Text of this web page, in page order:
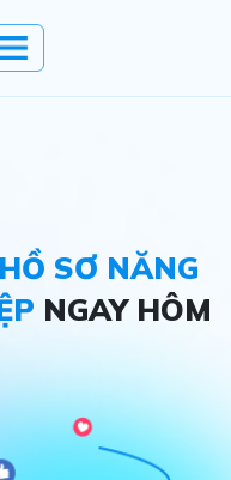
SƠ NĂNG
NGAY HÔM